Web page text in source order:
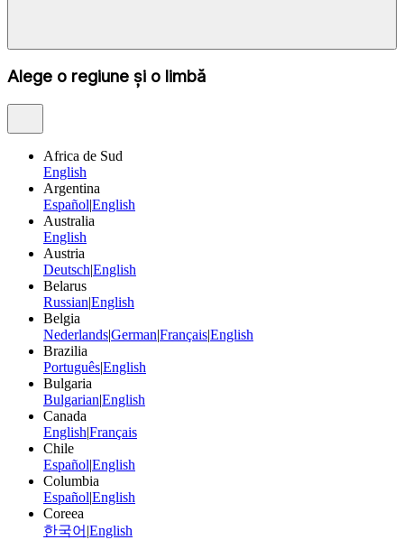
Alege o regiune și o limbă
Africa de Sud
English
Argentina
Español|English
Australia
English
Austria
Deutsch|English
Belarus
Russian|English
Belgia
Nederlands|German|Français|English
Brazilia
Português|English
Bulgaria
Bulgarian|English
Canada
English|Français
Chile
Español|English
Columbia
Español|English
Coreea
한국어 |English